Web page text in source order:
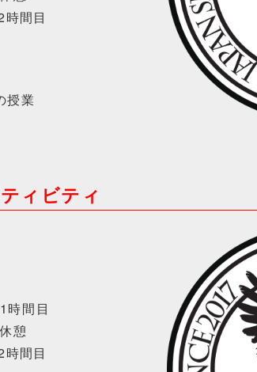
時間目
授業
ィビティ
間目
時間目